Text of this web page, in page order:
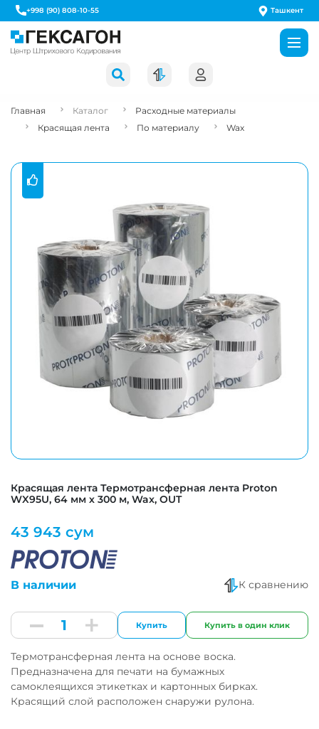
+998 (90) 808-10-55 Ташкент
Главная Каталог
Расходные материалы
Красящая лента
По материалу Wax
Красящая лента Термотрансферная лента Proton
WX95U, 64 мм х 300 м, Wax, OUT
43 943 сум
В наличии К сравнению
Купить Купить в один клик
Термотрансферная лента на основе воска.
Предназначена для печати на бумажных
самоклеящихся этикетках и картонных бирках.
Красящий слой расположен снаружи рулона.